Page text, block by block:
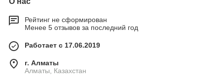
Рейтинг не сформирован
Менее 5 отзывов за последний год
Работает с 17.06.2019
г. Алматы
Алматы, Казахстан